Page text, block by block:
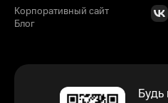
Корпоративный сайт
Блог